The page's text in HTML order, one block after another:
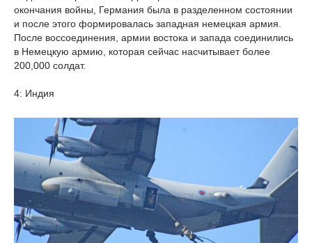
окончания войны, Германия была в разделенном состоянии
и после этого формировалась западная немецкая армия.
После воссоединения, армии востока и запада соединились
в Немецкую армию, которая сейчас насчитывает более
200,000 солдат.
4: Индия